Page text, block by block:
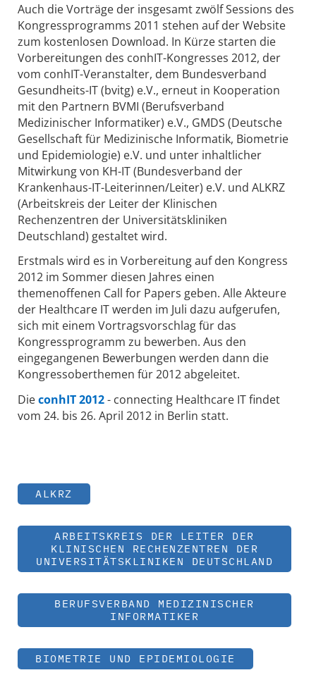
Auch die Vorträge der insgesamt zwölf Sessions des
Kongressprogramms 2011 stehen auf der Website
zum kostenlosen Download. In Kürze starten die
Vorbereitungen des conhIT-Kongresses 2012, der
vom conhIT-Veranstalter, dem Bundesverband
Gesundheits-IT (bvitg) e.V., erneut in Kooperation
mit den Partnern BVMI (Berufsverband
Medizinischer Informatiker) e.V., GMDS (Deutsche
Gesellschaft für Medizinische Informatik, Biometrie
und Epidemiologie) e.V. und unter inhaltlicher
Mitwirkung von KH-IT (Bundesverband der
Krankenhaus-IT-Leiterinnen/Leiter) e.V. und ALKRZ
(Arbeitskreis der Leiter der Klinischen
Rechenzentren der Universitätskliniken
Deutschland) gestaltet wird.
Erstmals wird es in Vorbereitung auf den Kongress
2012 im Sommer diesen Jahres einen
themenoffenen Call for Papers geben. Alle Akteure
der Healthcare IT werden im Juli dazu aufgerufen,
sich mit einem Vortragsvorschlag für das
Kongressprogramm zu bewerben. Aus den
eingegangenen Bewerbungen werden dann die
Kongressoberthemen für 2012 abgeleitet.
DieconhIT 2012- connecting Healthcare IT findet
vom 24. bis 26. April 2012 in Berlin statt.
ALKRZ
ARBEITSKREIS DER LEITER DER
KLINISCHEN RECHENZENTREN DER
UNIVERSITÄTSKLINIKEN DEUTSCHLAND
BERUFSVERBAND MEDIZINISCHER
INFORMATIKER
BIOMETRIE UND EPIDEMIOLOGIE